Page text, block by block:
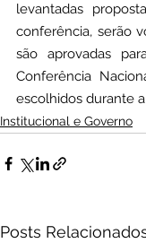
levantadas
conferência, serão
são aprovadas
Conferência
escolhidos durante
Institucional e Governo
Posts